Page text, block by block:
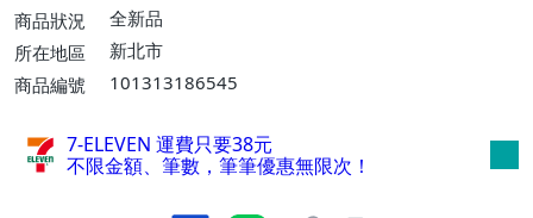
取貨付款【單件運費$60、消費滿$599免運
費】、宅配/貨運【單件運費$100、消費滿
商品狀況
全新品
所在地區
新北市
商品編號
101313186545
7-ELEVEN 運費只要38元
不限金額、筆數，筆筆優惠無限次！